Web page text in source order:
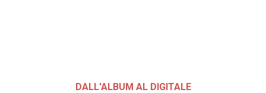
DALL'ALBUM AL DIGITALE